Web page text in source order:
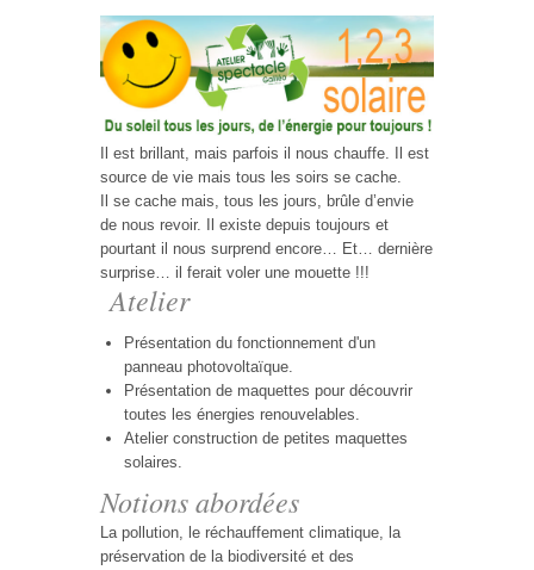
Il est brillant, mais parfois il nous chauffe. Il est
source de vie mais tous les soirs se cache.
Il se cache mais, tous les jours, brûle d’envie
de nous revoir. Il existe depuis toujours et
pourtant il nous surprend encore… Et… dernière
surprise… il ferait voler une mouette !!!
Atelier
Présentation du fonctionnement d'un
panneau photovoltaïque.
Présentation de maquettes pour découvrir
toutes les énergies renouvelables.
Atelier construction de petites maquettes
solaires.
Notions abordées
La pollution, le réchauffement climatique, la
préservation de la biodiversité et des